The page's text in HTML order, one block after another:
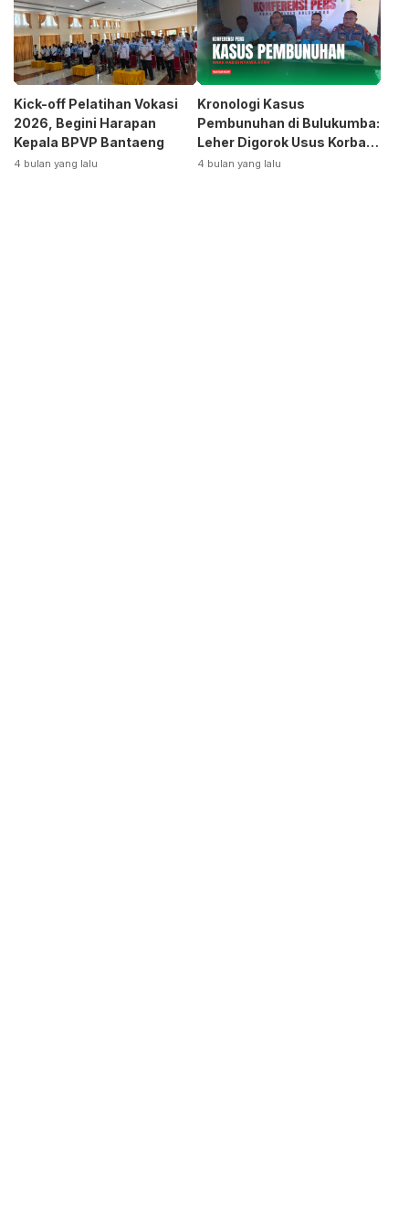
Kick-off Pelatihan Vokasi
2026, Begini Harapan
Kepala BPVP Bantaeng
4 bulan yang lalu
Kronologi Kasus
Pembunuhan di Bulukumba:
Leher Digorok Usus Korban
Dikeluarkan
4 bulan yang lalu